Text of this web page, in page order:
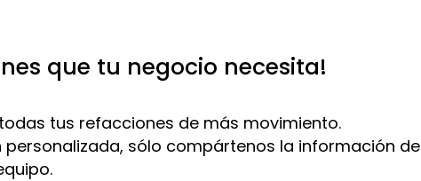
que tu negocio necesita!
tus refacciones de más movimiento.
sólo compártenos la información de